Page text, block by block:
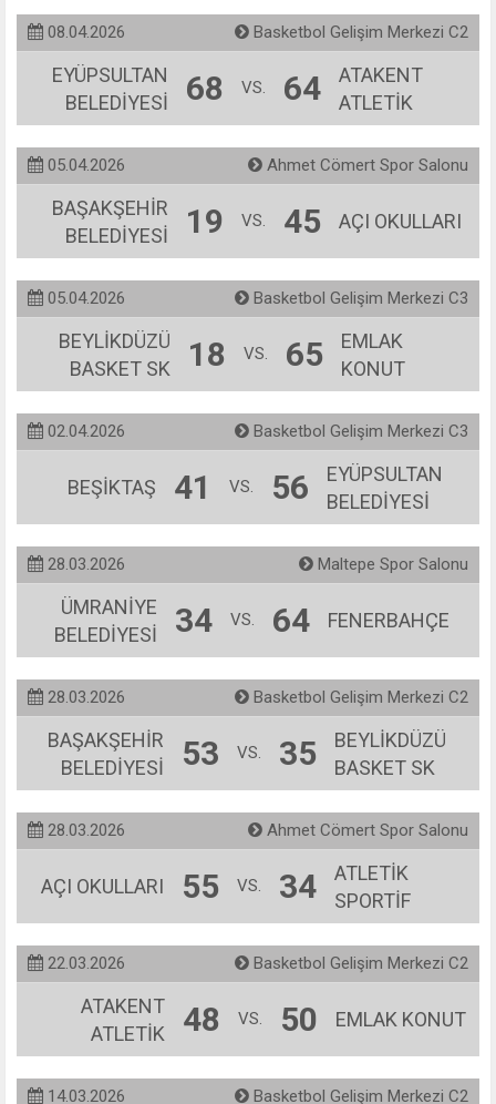
08.04.2026 Basketbol Gelişim Merkezi C2
EYÜPSULTAN
BELEDİYESİ
68 VS. 64
ATAKENT
ATLETİK
05.04.2026 Ahmet Cömert Spor Salonu
BAŞAKŞEHİR
BELEDİYESİ
19 VS. 45 AÇI OKULLARI
05.04.2026 Basketbol Gelişim Merkezi C3
BEYLİKDÜZÜ
BASKET SK
18 VS. 65
EMLAK
KONUT
02.04.2026 Basketbol Gelişim Merkezi C3
BEŞİKTAŞ 41 VS. 56
EYÜPSULTAN
BELEDİYESİ
28.03.2026 Maltepe Spor Salonu
ÜMRANİYE
BELEDİYESİ
34 VS. 64 FENERBAHÇE
28.03.2026 Basketbol Gelişim Merkezi C2
BAŞAKŞEHİR
BELEDİYESİ
53 VS. 35
BEYLİKDÜZÜ
BASKET SK
28.03.2026 Ahmet Cömert Spor Salonu
AÇI OKULLARI 55 VS. 34
ATLETİK
SPORTİF
22.03.2026 Basketbol Gelişim Merkezi C2
ATAKENT
ATLETİK
48 VS. 50 EMLAK KONUT
14.03.2026 Basketbol Gelişim Merkezi C2